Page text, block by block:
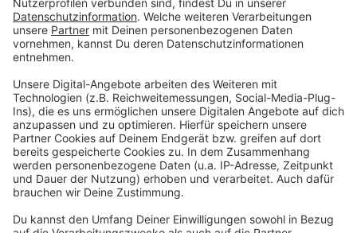
Zustimmung, um den YouTube
Video-Service zu laden!
Wir verwenden einen Service eines
Drittanbieters, um Videoinhalte
einzubetten. Dieser Service kann
Daten zu Ihren Aktivitäten
sammeln. Bitte lesen Sie die
Details durch und stimmen Sie der